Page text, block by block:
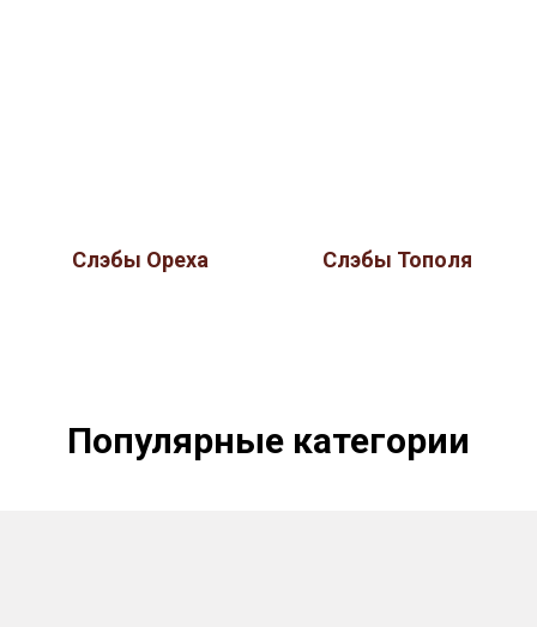
Слэбы Ореха Слэбы Тополя
Популярные категории